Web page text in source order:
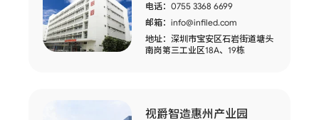
体验中心
加入我们
电话：0755 3368 6699
邮箱：info@infiled.com
地址：深圳市宝安区石岩街道塘头
南岗第三工业区18A、19栋
视爵智造惠州产业园